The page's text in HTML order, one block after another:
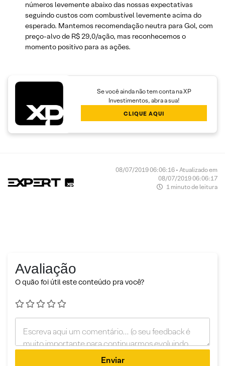
números levemente abaixo das nossas expectativas
seguindo custos com combustível levemente acima do
esperado. Mantemos recomendação neutra para Gol, com
preço-alvo de R$ 29,0/ação, mas reconhecemos o
momento positivo para as ações.
Se você ainda não tem conta na XP
Investimentos, abra a sua!
CLIQUE AQUI
08/07/2019 06:06:16 • Atualizado em
08/07/2019 06:06:17
1 minuto de leitura
Avaliação
O quão foi útil este conteúdo pra você?
Enviar